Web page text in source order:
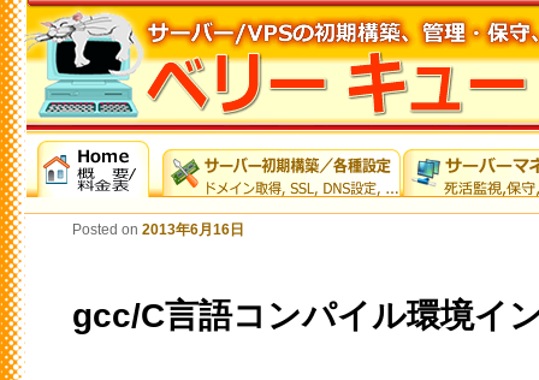
gcc/C言語コンパイル環境イ
Posted on 2013年6月16日